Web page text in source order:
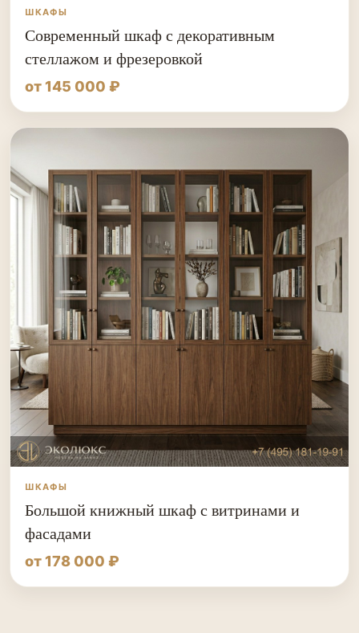
ШКАФЫ
Современный шкаф с декоративным
стеллажом и фрезеровкой
от 145 000 ₽
ШКАФЫ
Большой книжный шкаф с витринами и
фасадами
от 178 000 ₽